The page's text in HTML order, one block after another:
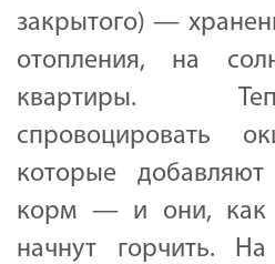
закрытого) —
отопления, на
квартиры.
спровоцировать
которые
корм — и они, как
начнут горчить.